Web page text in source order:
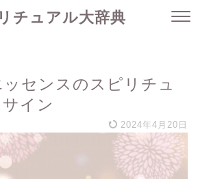
チュアル大辞典
センスのスピリチュ
イン
2024年4月20日